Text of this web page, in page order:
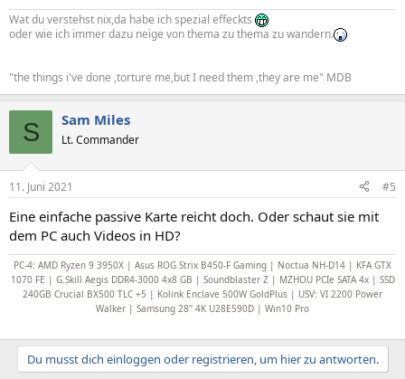
Wat du verstehst nix,da habe ich spezial effeckts
oder wie ich immer dazu neige von thema zu thema zu wandern.
"the things i've done ,torture me,but I need them ,they are me" MDB
S Sam Miles
Lt. Commander
11. Juni 2021 #5
Eine einfache passive Karte reicht doch. Oder schaut sie mit
dem PC auch Videos in HD?
PC-4: AMD Ryzen 9 3950X | Asus ROG Strix B450-F Gaming | Noctua NH-D14 | KFA GTX
1070 FE | G.Skill Aegis DDR4-3000 4x8 GB | Soundblaster Z | MZHOU PCIe SATA 4x | SSD
240GB Crucial BX500 TLC +5 | Kolink Enclave 500W GoldPlus | USV: VI 2200 Power
Walker | Samsung 28" 4K U28E590D | Win10 Pro
Du musst dich einloggen oder registrieren, um hier zu antworten.